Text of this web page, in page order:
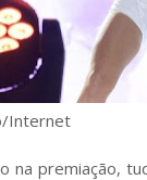
na premiação,